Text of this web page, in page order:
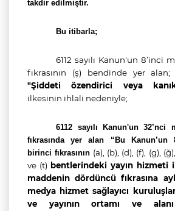
takdir edilmiştir.
Bu itibarla;
6112 sayılı Kanun'un 8’inci
fıkrasının (ş) bendinde yer alan;
"Şiddeti özendirici veya
ilkesinin ihlali nedeniyle;
6112 sayılı Kanun'un 32’nci
fıkrasında yer alan “Bu Kanun’un
birinci fıkrasının (a), (b), (d), (f), (g),
ve (t) bentlerindeki yayın hizmeti
maddenin dördüncü fıkrasına
medya hizmet sağlayıcı
ve yayının ortamı ve